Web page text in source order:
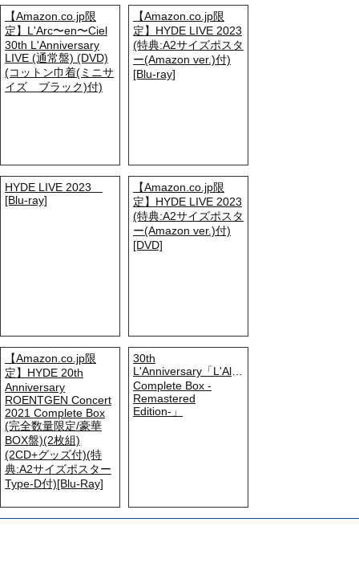
【Amazon.co.jp限
定】L'Arc〜en〜Ciel
30th L'Anniversary
LIVE (通常盤) (DVD)
(コットン巾着(ミニサ
イズ ブラック)付)
【Amazon.co.jp限
定】HYDE LIVE 2023
(特典:A2サイズポスタ
ー(Amazon ver.)付)
[Blu-ray]
HYDE LIVE 2023
[Blu-ray]
【Amazon.co.jp限
定】HYDE LIVE 2023
(特典:A2サイズポスタ
ー(Amazon ver.)付)
[DVD]
【Amazon.co.jp限
定】HYDE 20th
Anniversary
ROENTGEN Concert
2021 Complete Box
(完全数量限定/豪華
BOX盤)(2枚組)
(2CD+グッズ付)(特
典:A2サイズポスター
Type-D付)[Blu-Ray]
30th
L'Anniversary「L'Album
Complete Box -
Remastered
Edition-」